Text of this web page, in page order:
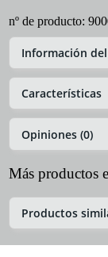
nº de producto:
Información
Características
Opiniones (0)
Más productos
Productos